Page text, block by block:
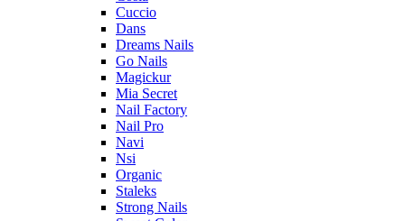
Cuccio
Dans
Dreams Nails
Go Nails
Magickur
Mia Secret
Nail Factory
Nail Pro
Navi
Nsi
Organic
Staleks
Strong Nails